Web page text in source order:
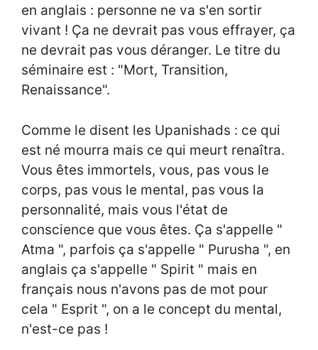
en anglais : personne ne va s'en sortir
vivant ! Ça ne devrait pas vous effrayer, ça
ne devrait pas vous déranger. Le titre du
séminaire est : "Mort, Transition,
Renaissance".
Comme le disent les Upanishads : ce qui
est né mourra mais ce qui meurt renaîtra.
Vous êtes immortels, vous, pas vous le
corps, pas vous le mental, pas vous la
personnalité, mais vous l'état de
conscience que vous êtes. Ça s'appelle "
Atma ", parfois ça s'appelle " Purusha ", en
anglais ça s'appelle " Spirit " mais en
français nous n'avons pas de mot pour
cela " Esprit ", on a le concept du mental,
n'est-ce pas !